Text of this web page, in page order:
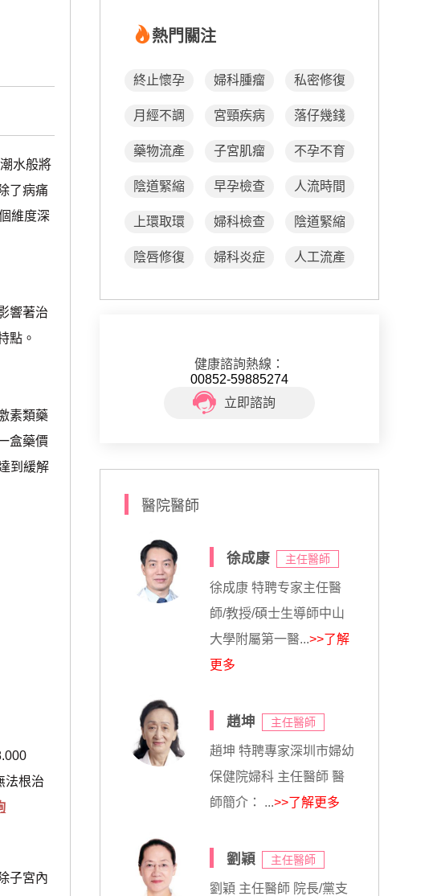
水般將
了病痛
維度深
響著治
點。
素類藥
盒藥價
到緩解
法根治
子宮內
熱門關注
終止懷孕 婦科腫瘤 私密修復
月經不調 宮頸疾病 落仔幾錢
藥物流產 子宮肌瘤 不孕不育
陰道緊縮 早孕檢查 人流時間
上環取環 婦科檢查 陰道緊縮
陰唇修復 婦科炎症 人工流產
健康諮詢熱線：
00852-59885274
立即諮詢
醫院醫師
徐成康 主任醫師
徐成康 特聘专家主任醫
師/教授/碩士生導師中山
大學附屬第一醫...>>了解
更多
趙坤 主任醫師
趙坤 特聘專家深圳市婦幼
保健院婦科 主任醫師 醫
師簡介： ...>>了解更多
劉穎 主任醫師
劉穎 主任醫師 院長/黨支